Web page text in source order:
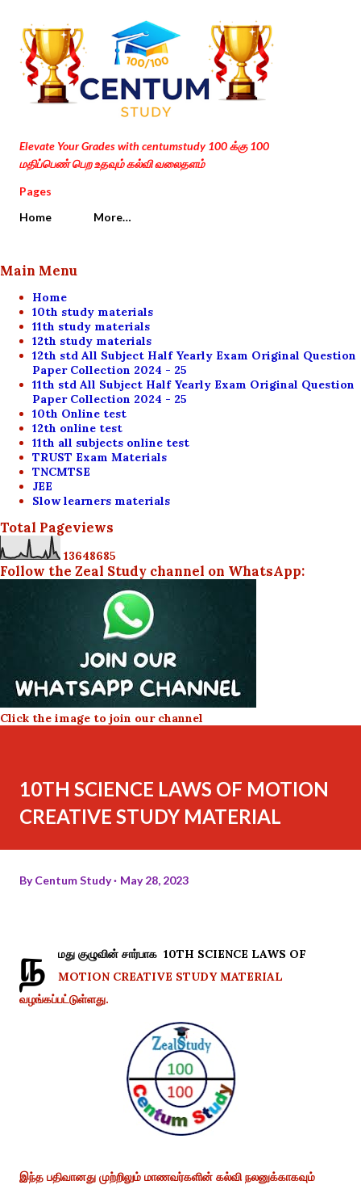
Skip to main content
Elevate Your Grades with centumstudy 100 க்கு 100
மதிப்பெண் பெற உதவும் கல்வி வலைதளம்
Pages
Home
More…
Main Menu
Home
10th study materials
11th study materials
12th study materials
12th std All Subject Half Yearly Exam Original Question
Paper Collection 2024 - 25
11th std All Subject Half Yearly Exam Original Question
Paper Collection 2024 - 25
10th Online test
12th online test
11th all subjects online test
TRUST Exam Materials
TNCMTSE
JEE
Slow learners materials
Total Pageviews
13648685
Follow the Zeal Study channel on WhatsApp:
Click the image to join our channel
10TH SCIENCE LAWS OF MOTION
CREATIVE STUDY MATERIAL
ByCentum Study May 28, 2023
ந
மது குழுவின் சார்பாக 10TH SCIENCE LAWS OF
MOTION CREATIVE STUDY MATERIAL
வழங்கப்பட்டுள்ளது.
இந்த பதிவானது முற்றிலும் மாணவர்களின் கல்வி நலனுக்காகவும்